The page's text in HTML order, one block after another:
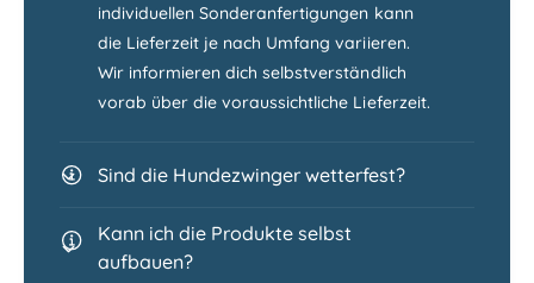
individuellen Sonderanfertigungen kann
die Lieferzeit je nach Umfang variieren.
Wir informieren dich selbstverständlich
vorab über die voraussichtliche Lieferzeit.
Sind die Hundezwinger wetterfest?
Kann ich die Produkte selbst
aufbauen?